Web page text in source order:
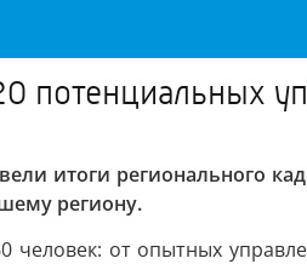
потенциальных
итоги регионального
региону.
человек: от опытных